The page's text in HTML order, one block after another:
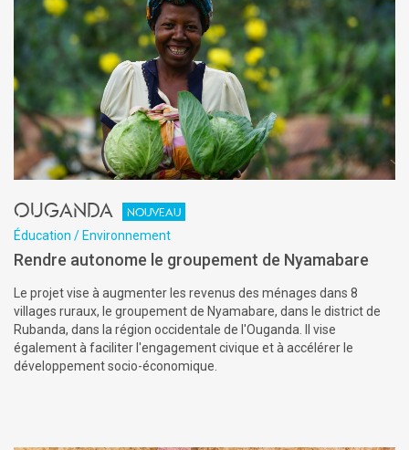
Ouganda Nouveau
Éducation / Environnement
Rendre autonome le groupement de Nyamabare
Le projet vise à augmenter les revenus des ménages dans 8
villages ruraux, le groupement de Nyamabare, dans le district de
Rubanda, dans la région occidentale de l'Ouganda. Il vise
également à faciliter l'engagement civique et à accélérer le
développement socio-économique.